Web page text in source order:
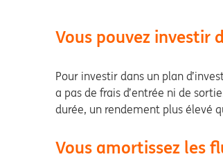
Vous pouvez investir
Pour investir dans un plan
a pas de frais d’entrée ni de
durée, un rendement plus élevé
Vous amortissez les